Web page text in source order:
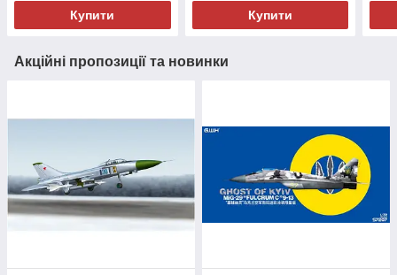
Купити Купити
Акційні пропозиції та новинки